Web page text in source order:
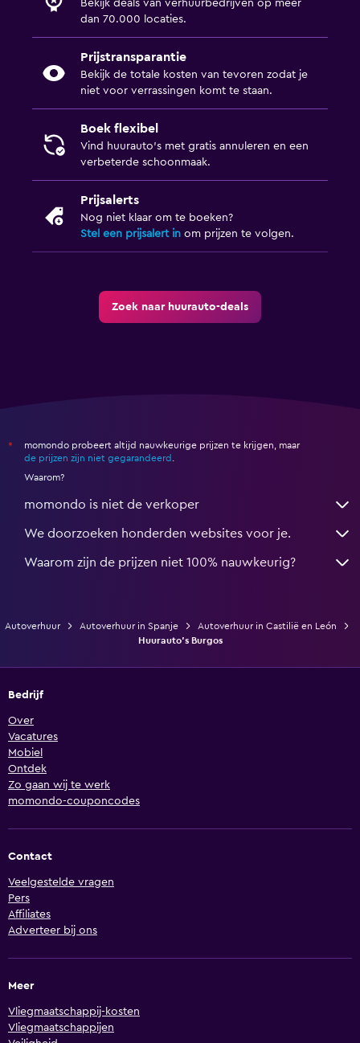
Bekijk deals van verhuurbedrijven op meer
dan 70.000 locaties.
Prijstransparantie
Bekijk de totale kosten van tevoren zodat je
niet voor verrassingen komt te staan.
Boek flexibel
Vind huurauto's met gratis annuleren en een
verbeterde schoonmaak.
Prijsalerts
Nog niet klaar om te boeken?
Stel een prijsalert in om prijzen te volgen.
Zoek naar huurauto-deals
*
momondo probeert altijd nauwkeurige prijzen te krijgen, maar
de prijzen zijn niet gegarandeerd .
Waarom?
momondo is niet de verkoper
We doorzoeken honderden websites voor je.
Waarom zijn de prijzen niet 100% nauwkeurig?
Autoverhuur Autoverhuur in Spanje
Autoverhuur in Castilië en León
Huurauto's Burgos
Bedrijf
Over
Vacatures
Mobiel
Ontdek
Zo gaan wij te werk
momondo-couponcodes
Contact
Veelgestelde vragen
Pers
Affiliates
Adverteer bij ons
Meer
Vliegmaatschappij-kosten
Vliegmaatschappijen